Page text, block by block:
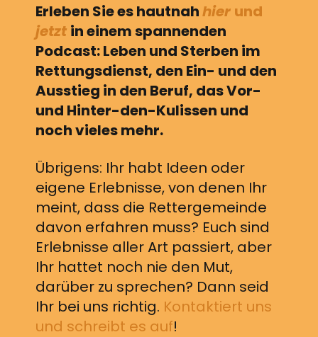
Erleben Sie es hautnahhier und
jetzt in einem spannenden
Podcast: Leben und Sterben im
Rettungsdienst, den Ein- und den
Ausstieg in den Beruf, das Vor-
und Hinter-den-Kulissen und
noch vieles mehr.
Übrigens: Ihr habt Ideen oder
eigene Erlebnisse, von denen Ihr
meint, dass die Rettergemeinde
davon erfahren muss? Euch sind
Erlebnisse aller Art passiert, aber
Ihr hattet noch nie den Mut,
darüber zu sprechen? Dann seid
Ihr bei uns richtig. Kontaktiert uns
und schreibt es auf!